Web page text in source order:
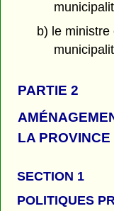
b) le
PARTIE 2
LA
SECTION 1
POLITIQUES